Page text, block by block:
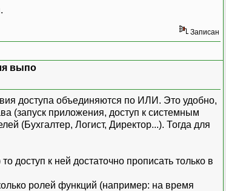
Записан
выпо
доступа объединяются по ИЛИ. Это удобно,
(запуск приложения, доступ к системным
(Бухгалтер, Логист, Директор...). Тогда для
доступ к ней достаточно прописать только в
ролей функций (например: на время